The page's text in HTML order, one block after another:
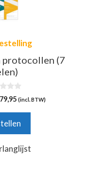
protocollen (7
Prijsklasse:
€ 279,95
(incl. BTW)